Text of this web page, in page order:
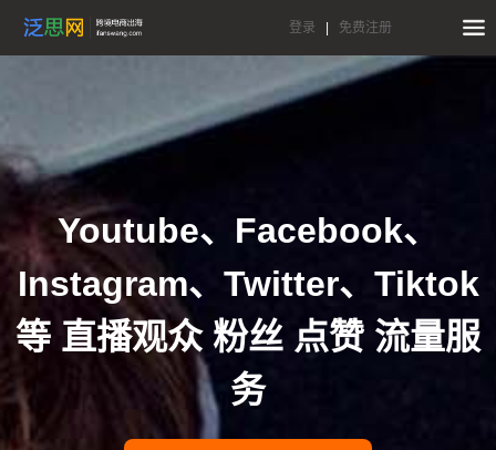
登录 免费注册
Youtube、Facebook、
Instagram、Twitter、Tiktok
等 直播观众 粉丝 点赞 流量服
务